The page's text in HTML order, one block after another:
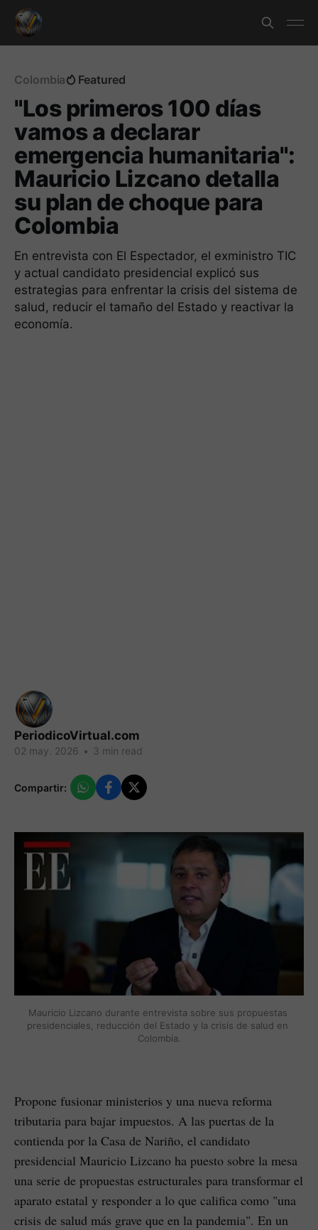
Colombia Featured
"Los primeros 100 días
vamos a declarar
emergencia humanitaria":
Mauricio Lizcano detalla
su plan de choque para
Colombia
En entrevista con El Espectador, el exministro TIC
y actual candidato presidencial explicó sus
estrategias para enfrentar la crisis del sistema de
salud, reducir el tamaño del Estado y reactivar la
economía.
PeriodicoVirtual.com
02 may. 2026 • 3 min read
Compartir:
Mauricio Lizcano durante entrevista sobre sus propuestas
presidenciales, reducción del Estado y la crisis de salud en
Colombia.
Propone fusionar ministerios y una nueva reforma
tributaria para bajar impuestos. A las puertas de la
contienda por la Casa de Nariño, el candidato
presidencial Mauricio Lizcano ha puesto sobre la mesa
una serie de propuestas estructurales para transformar el
aparato estatal y responder a lo que califica como "una
crisis de salud más grave que en la pandemia". En un